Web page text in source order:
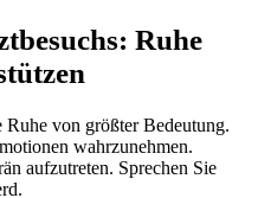
Ruhe
Ruhe von größter Bedeutung.
wahrzunehmen.
aufzutreten. Sprechen Sie